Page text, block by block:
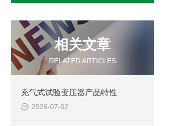
相关文章
RELATED ARTICLES
充气式试验变压器产品特性
2026-07-02